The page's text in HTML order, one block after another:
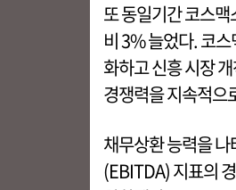
또 동일기간 코스
비 3% 늘었다. 코
화하고 신흥 시장
경쟁력을 지속적으
채무상환 능력을
(EBITDA) 지표의